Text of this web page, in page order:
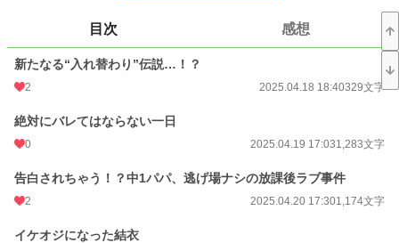
初回公開日時 2025.04.18 18:40
初回完結日時
週間ポイント
月間ポイント
年間ポイント 5,593 pt (43,485 位)
累計ポイント
目次 感想
新たなる“入れ替わり”伝説…！？
2 2025.04.18 18:40329文字
絶対にバレてはならない一日
0 2025.04.19 17:031,283文字
告白されちゃう！？中1パパ、逃げ場ナシの放課後ラブ事件
2 2025.04.20 17:301,174文字
イケオジになった結衣